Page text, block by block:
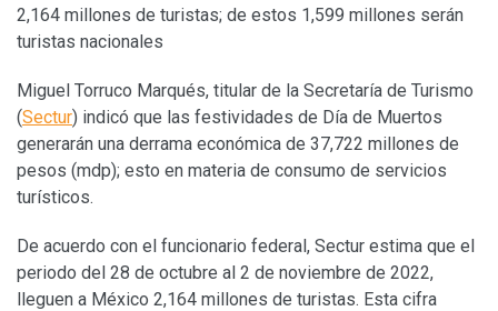
2,164 millones de turistas; de estos 1,599 millones serán
turistas nacionales
Miguel Torruco Marqués, titular de la Secretaría de Turismo
(Sectur) indicó que las festividades de Día de Muertos
generarán una derrama económica de 37,722 millones de
pesos (mdp); esto en materia de consumo de servicios
turísticos.
De acuerdo con el funcionario federal, Sectur estima que el
periodo del 28 de octubre al 2 de noviembre de 2022,
lleguen a México 2,164 millones de turistas. Esta cifra